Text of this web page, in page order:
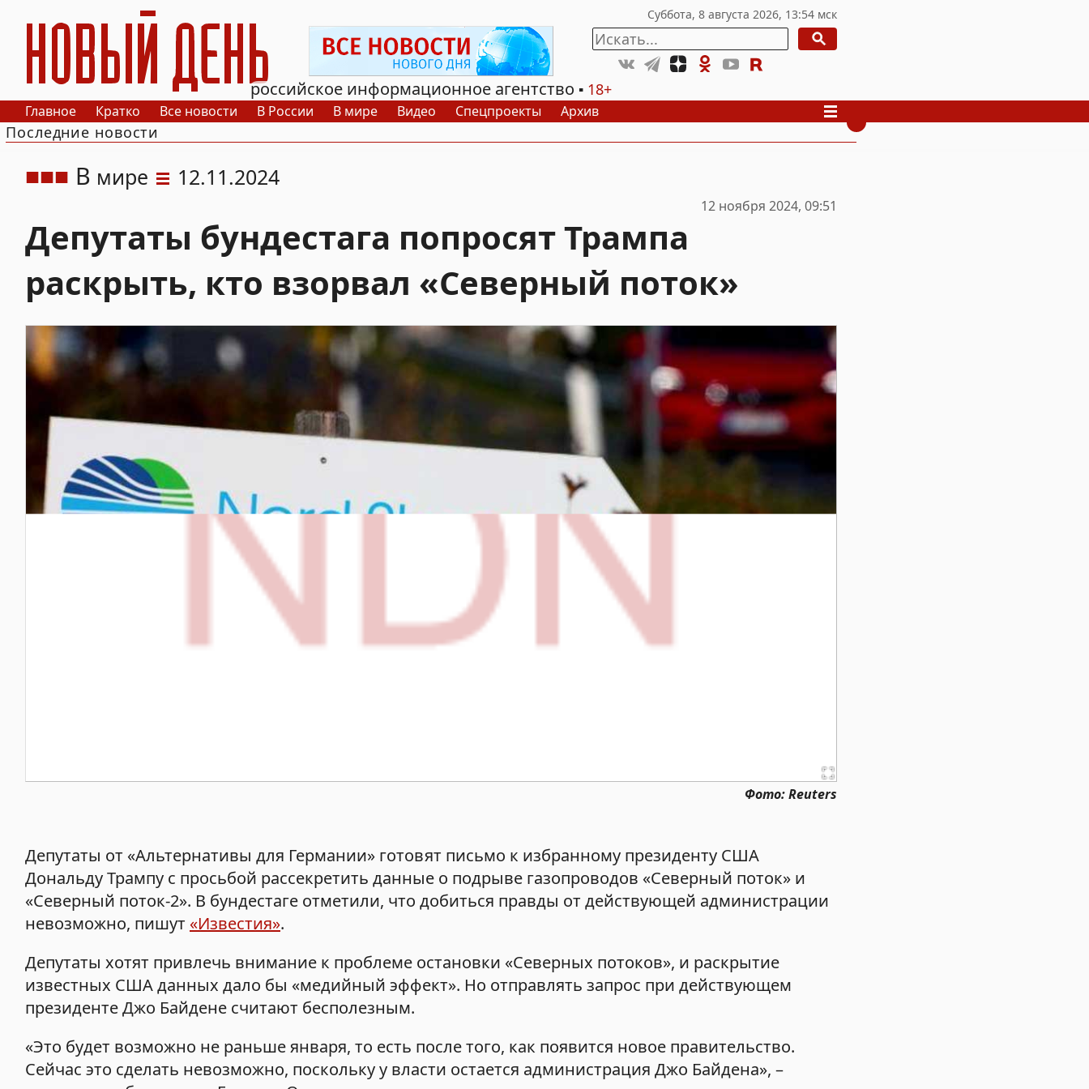
РИА Новый День
российское информационное агентство
18+
Главное Кратко Все новости В России В мире Видео Спецпроекты Архив
Последние новости
В мире 12.11.2024
12 ноября 2024, 09:51
Депутаты бундестага попросят Трампа
раскрыть, кто взорвал «Северный поток»
Фото: Reuters
Депутаты от «Альтернативы для Германии» готовят письмо к избранному президенту США
Дональду Трампу с просьбой рассекретить данные о подрыве газопроводов «Северный поток» и
«Северный поток-2». В бундестаге отметили, что добиться правды от действующей администрации
невозможно, пишут «Известия».
Депутаты хотят привлечь внимание к проблеме остановки «Северных потоков», и раскрытие
известных США данных дало бы «медийный эффект». Но отправлять запрос при действующем
президенте Джо Байдене считают бесполезным.
«Это будет возможно не раньше января, то есть после того, как появится новое правительство.
Сейчас это сделать невозможно, поскольку у власти остается администрация Джо Байдена», –